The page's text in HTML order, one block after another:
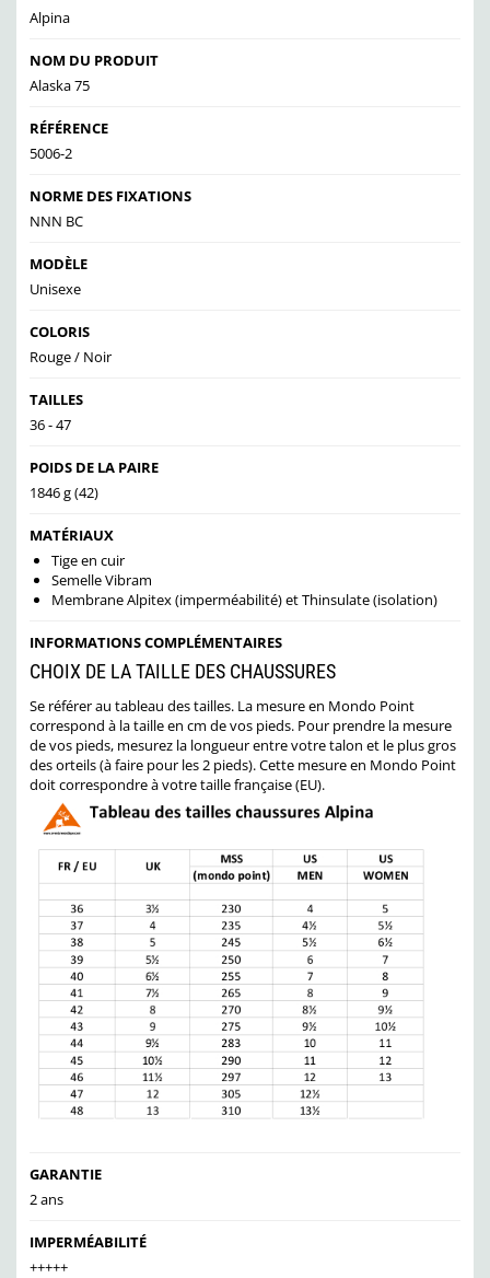
Alpina
NOM DU PRODUIT
Alaska 75
RÉFÉRENCE
5006-2
NORME DES FIXATIONS
NNN BC
MODÈLE
Unisexe
COLORIS
Rouge / Noir
TAILLES
36 - 47
POIDS DE LA PAIRE
1846 g (42)
MATÉRIAUX
Tige en cuir
Semelle Vibram
Membrane Alpitex (imperméabilité) et Thinsulate (isolation)
INFORMATIONS COMPLÉMENTAIRES
CHOIX DE LA TAILLE DES CHAUSSURES
Se référer au tableau des tailles. La mesure en Mondo Point
correspond à la taille en cm de vos pieds. Pour prendre la mesure
de vos pieds, mesurez la longueur entre votre talon et le plus gros
des orteils (à faire pour les 2 pieds). Cette mesure en Mondo Point
doit correspondre à votre taille française (EU).
GARANTIE
2 ans
IMPERMÉABILITÉ
+++++